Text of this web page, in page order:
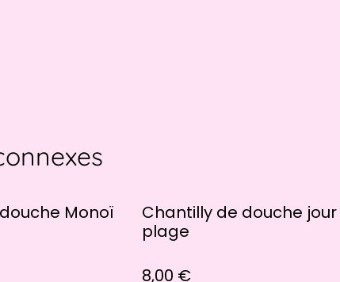
Monoï
Chantilly de douche
plage
8,00 €